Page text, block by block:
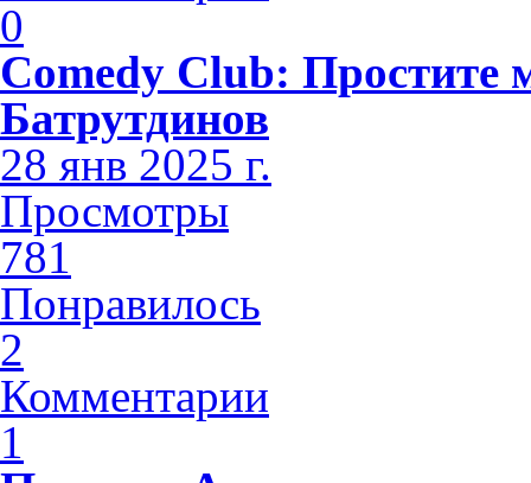
0
Comedy Club:
Батрутдинов
28 янв 2025 г.
Просмотры
781
Понравилось
2
Комментарии
1